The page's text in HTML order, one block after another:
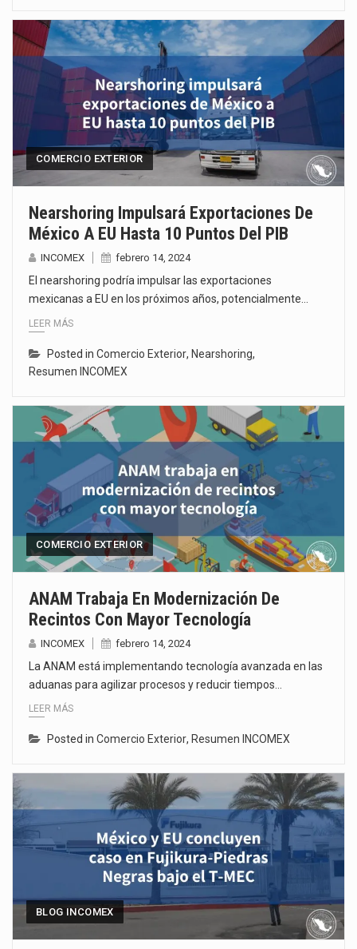
COMERCIO EXTERIOR
Nearshoring Impulsará Exportaciones De
México A EU Hasta 10 Puntos Del PIB
INCOMEX febrero 14, 2024
El nearshoring podría impulsar las exportaciones
mexicanas a EU en los próximos años, potencialmente…
LEER MÁS
Posted in Comercio Exterior, Nearshoring,
Resumen INCOMEX
COMERCIO EXTERIOR
ANAM Trabaja En Modernización De
Recintos Con Mayor Tecnología
INCOMEX febrero 14, 2024
La ANAM está implementando tecnología avanzada en las
aduanas para agilizar procesos y reducir tiempos…
LEER MÁS
Posted in Comercio Exterior, Resumen INCOMEX
BLOG INCOMEX